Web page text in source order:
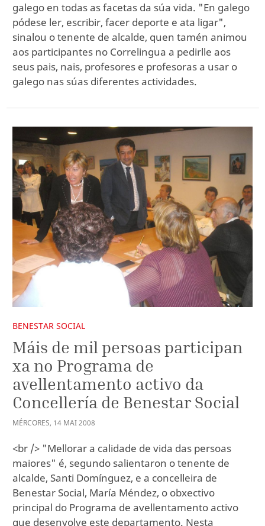
galego en todas as facetas da súa vida. "En galego
pódese ler, escribir, facer deporte e ata ligar",
sinalou o tenente de alcalde, quen tamén animou
aos participantes no Correlingua a pedirlle aos
seus pais, nais, profesores e profesoras a usar o
galego nas súas diferentes actividades.
BENESTAR SOCIAL
Máis de mil persoas participan
xa no Programa de
avellentamento activo da
Concellería de Benestar Social
MÉRCORES, 14 MAI2008
<br /> "Mellorar a calidade de vida das persoas
maiores" é, segundo salientaron o tenente de
alcalde, Santi Domínguez, e a concelleira de
Benestar Social, María Méndez, o obxectivo
principal do Programa de avellentamento activo
que desenvolve este departamento. Nesta